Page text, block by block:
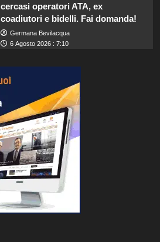
cercasi operatori ATA, ex
coadiutori e bidelli. Fai domanda!
Germana Bevilacqua
6 Agosto 2026 : 7:10